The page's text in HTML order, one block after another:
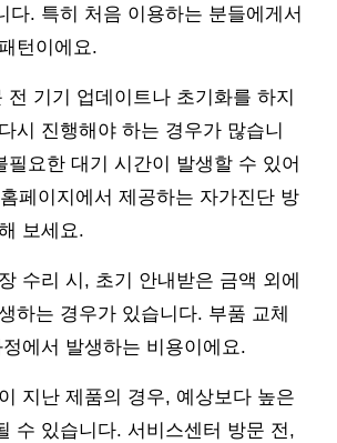
다. 특히 처음 이용하는 분들에게서
턴이에요.
전 기기 업데이트나 초기화를 하지
시 진행해야 하는 경우가 많습니
필요한 대기 시간이 발생할 수 있어
페이지에서 제공하는 자가진단 방
보세요.
수리 시, 초기 안내받은 금액 외에
하는 경우가 있습니다. 부품 교체
에서 발생하는 비용이에요.
지난 제품의 경우, 예상보다 높은
수 있습니다. 서비스센터 방문 전,